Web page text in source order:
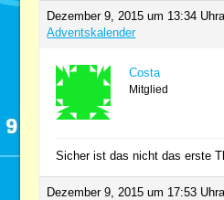
Dezember 9, 2015 um 13:34 Uhr
Adventskalender
Costa
Mitglied
Sicher ist das nicht das erste
Dezember 9, 2015 um 17:53 Uhr